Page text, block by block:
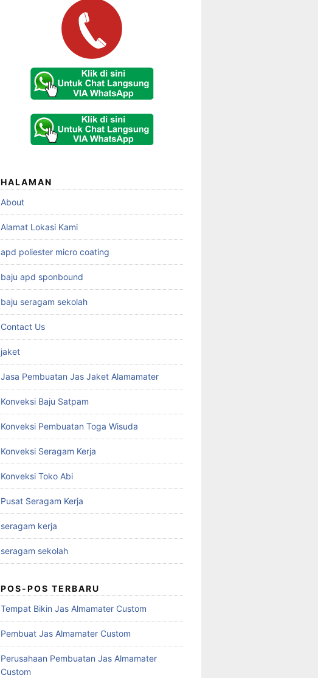
HALAMAN
About
Alamat Lokasi Kami
apd poliester micro coating
baju apd sponbound
baju seragam sekolah
Contact Us
jaket
Jasa Pembuatan Jas Jaket Alamamater
Konveksi Baju Satpam
Konveksi Pembuatan Toga Wisuda
Konveksi Seragam Kerja
Konveksi Toko Abi
Pusat Seragam Kerja
seragam kerja
seragam sekolah
POS-POS TERBARU
Tempat Bikin Jas Almamater Custom
Pembuat Jas Almamater Custom
Perusahaan Pembuatan Jas Almamater
Custom